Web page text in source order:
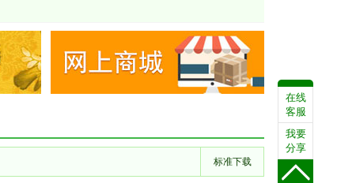
标准下载
在线
客服
我要
分享